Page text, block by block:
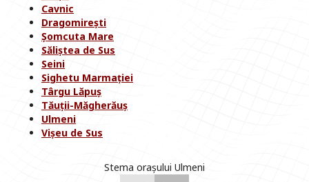
Cavnic
Dragomirești
Șomcuta Mare
Săliștea de Sus
Seini
Sighetu Marmației
Târgu Lăpuș
Tăuții-Măgherăuș
Ulmeni
Vișeu de Sus
Stema orașului Ulmeni